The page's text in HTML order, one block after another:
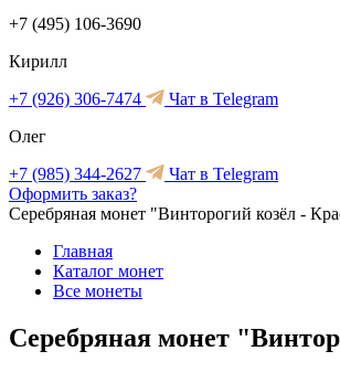
+7 (495) 106-3690
Кирилл
+7 (926) 306-7474
Чат в Telegram
Олег
+7 (985) 344-2627
Чат в Telegram
Оформить заказ?
Серебряная монет "Винторогий козёл -
Главная
Каталог монет
Все монеты
Серебряная монет